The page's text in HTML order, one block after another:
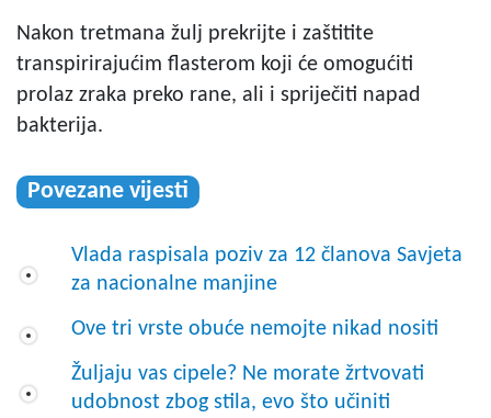
Nakon tretmana žulj prekrijte i zaštitite
transpirirajućim flasterom koji će omogućiti
prolaz zraka preko rane, ali i spriječiti napad
bakterija.
Povezane vijesti
Vlada raspisala poziv za 12 članova Savjeta
za nacionalne manjine
Ove tri vrste obuće nemojte nikad nositi
Žuljaju vas cipele? Ne morate žrtvovati
udobnost zbog stila, evo što učiniti